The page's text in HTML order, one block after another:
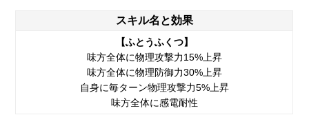
スキル名と効果
【ふとうふくつ】
味方全体に物理攻撃力15%上昇
味方全体に物理防御力30%上昇
自身に毎ターン物理攻撃力5%上昇
味方全体に感電耐性